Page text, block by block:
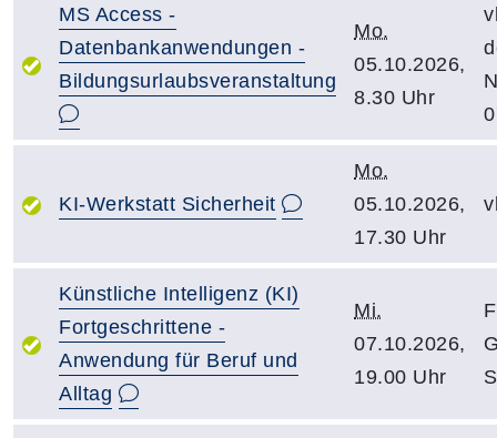
MS Access -
Datenbankanwendungen -
Bildungsurlaubsveranstaltung
Mo.
05.10.2026,
8.30 Uhr
KI-Werkstatt Sicherheit
Mo.
05.10.2026,
17.30 Uhr
Künstliche Intelligenz (KI)
Fortgeschrittene -
Anwendung für Beruf und
Alltag
Mi.
07.10.2026,
19.00 Uhr